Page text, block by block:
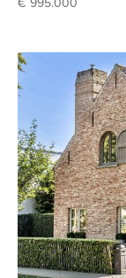
€ 995.000